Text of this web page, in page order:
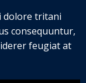
dolore tritani
consequuntur,
feugiat at